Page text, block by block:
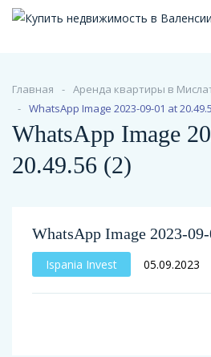
Главная
Аренда квартиры в
WhatsApp Image 2023-09-01 at
WhatsApp Image
20.49.56 (2)
WhatsApp Image 2023-
Ispania Invest 05.09.2023